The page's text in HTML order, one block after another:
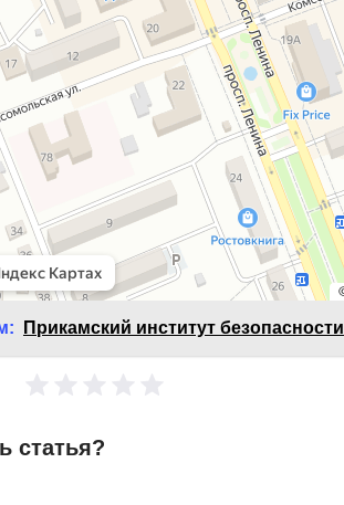
Прикамский институт безопасности
статья?